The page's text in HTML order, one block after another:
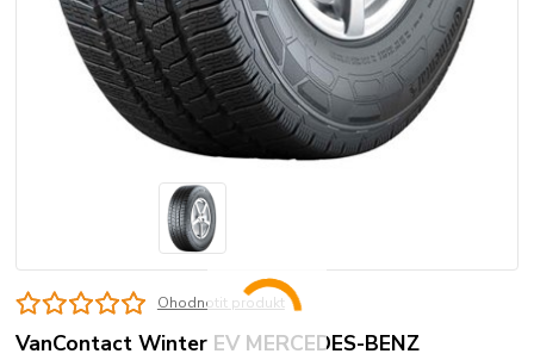
Ohodnotit produkt
VanContact Winter EV MERCEDES-BENZ